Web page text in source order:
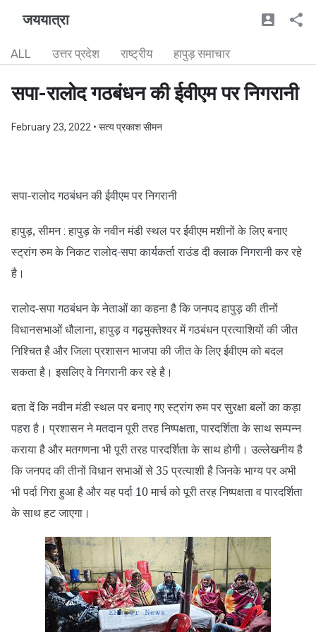
जययात्रा
ALL उत्तर प्रदेश राष्ट्रीय हापुड़ समाचार
सपा-रालोद गठबंधन की ईवीएम पर निगरानी
February 23, 2022 • सत्य प्रकाश सीमन
सपा-रालोद गठबंधन की ईवीएम पर निगरानी
हापुड़, सीमन:हापुड़ के नवीन मंडी स्थल पर ईवीएम मशीनों के लिए बनाए
स्ट्रांग रुम के निकट रालोद-सपा कार्यकर्ता राउंड दी क्लाक निगरानी कर रहे
है।
रालोद-सपा गठबंधन के नेताओं का कहना है कि जनपद हापुड़ की तीनों
विधानसभाओं धौलाना, हापुड़ व गढ़मुक्तेश्वर में गठबंधन प्रत्याशियों की जीत
निश्चित है और जिला प्रशासन भाजपा की जीत के लिए ईवीएम को बदल
सकता है। इसलिए वे निगरानी कर रहे है।
बता दें कि नवीन मंडी स्थल पर बनाए गए स्ट्रांग रुम पर सुरक्षा बलों का कड़ा
पहरा है। प्रशासन ने मतदान पूरी तरह निष्पक्षता, पारदर्शिता के साथ सम्पन्न
कराया है और मतगणना भी पूरी तरह पारदर्शिता के साथ होगी। उल्लेखनीय है
कि जनपद की तीनों विधान सभाओं से 35 प्रत्याशी है जिनके भाग्य पर अभी
भी पर्दा गिरा हुआ है और यह पर्दा 10 मार्च को पूरी तरह निष्पक्षता व पारदर्शिता
के साथ हट जाएगा।